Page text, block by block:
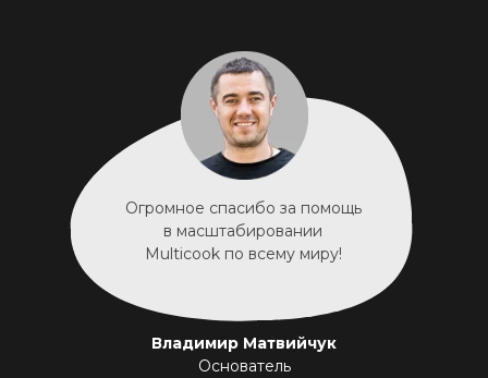
Владимир Матвийчук
Основатель
Огромное спасибо за помощь
в масштабировании
Multicook по всему миру!